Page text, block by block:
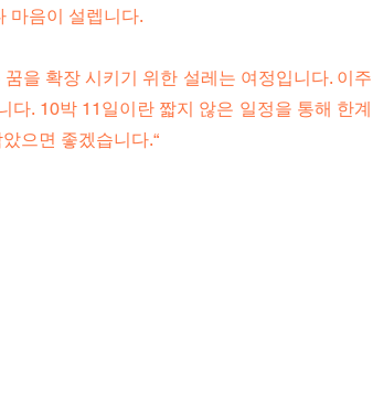
마음이 설렙니다.
을 확장 시키기 위한 설레는 여정입니다. 이주
다. 10박 11일이란 짧지 않은 일정을 통해 한계
으면 좋겠습니다.“